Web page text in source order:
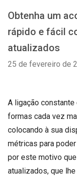
Obtenha um
rápido e fácil
atualizados
25 de fevereiro de
A ligação
formas cada vez
colocando à sua
métricas para
por este motivo
atualizados, que